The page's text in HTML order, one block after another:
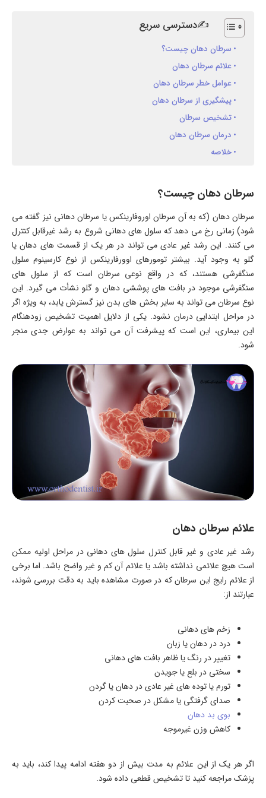
✍دسترسی سریع
سرطان دهان چیست؟
علائم سرطان دهان
عوامل خطر سرطان دهان
پیشگیری از سرطان دهان
تشخیص سرطان
درمان سرطان دهان
خلاصه
سرطان دهان چیست؟
سرطان دهان (که به آن سرطان اوروفارینکس یا سرطان دهانی نیز گفته می
شود) زمانی رخ می دهد که سلول های دهانی شروع به رشد غیرقابل کنترل
می کنند. این رشد غیر عادی می تواند در هر یک از قسمت های دهان یا
گلو به وجود آید. بیشتر تومورهای اوورفارینکس از نوع کارسینوم سلول
سنگفرشی هستند، که در واقع نوعی سرطان است که از سلول های
سنگفرشی موجود در بافت های پوششی دهان و گلو نشأت می گیرد. این
نوع سرطان می تواند به سایر بخش های بدن نیز گسترش یابد، به ویژه اگر
در مراحل ابتدایی درمان نشود. یکی از دلایل اهمیت تشخیص زودهنگام
این بیماری، این است که پیشرفت آن می تواند به عوارض جدی منجر
شود.
علائم سرطان دهان
رشد غیر عادی و غیر قابل کنترل سلول های دهانی در مراحل اولیه ممکن
است هیچ علائمی نداشته باشد یا علائم آن کم و غیر واضح باشد. اما برخی
از علائم رایج این سرطان که در صورت مشاهده باید به دقت بررسی شوند،
عبارتند از:
زخم های دهانی
درد در دهان یا زبان
تغییر در رنگ یا ظاهر بافت های دهانی
سختی در بلع یا جویدن
تورم یا توده های غیر عادی در دهان یا گردن
صدای گرفتگی یا مشکل در صحبت کردن
بوی بد دهان
کاهش وزن غیرموجه
اگر هر یک از این علائم به مدت بیش از دو هفته ادامه پیدا کند، باید به
پزشک مراجعه کنید تا تشخیص قطعی داده شود.